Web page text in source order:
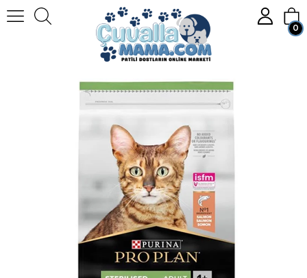
Member Login Sign up
0
Kedi Mamaları Kuru Kedi Maması